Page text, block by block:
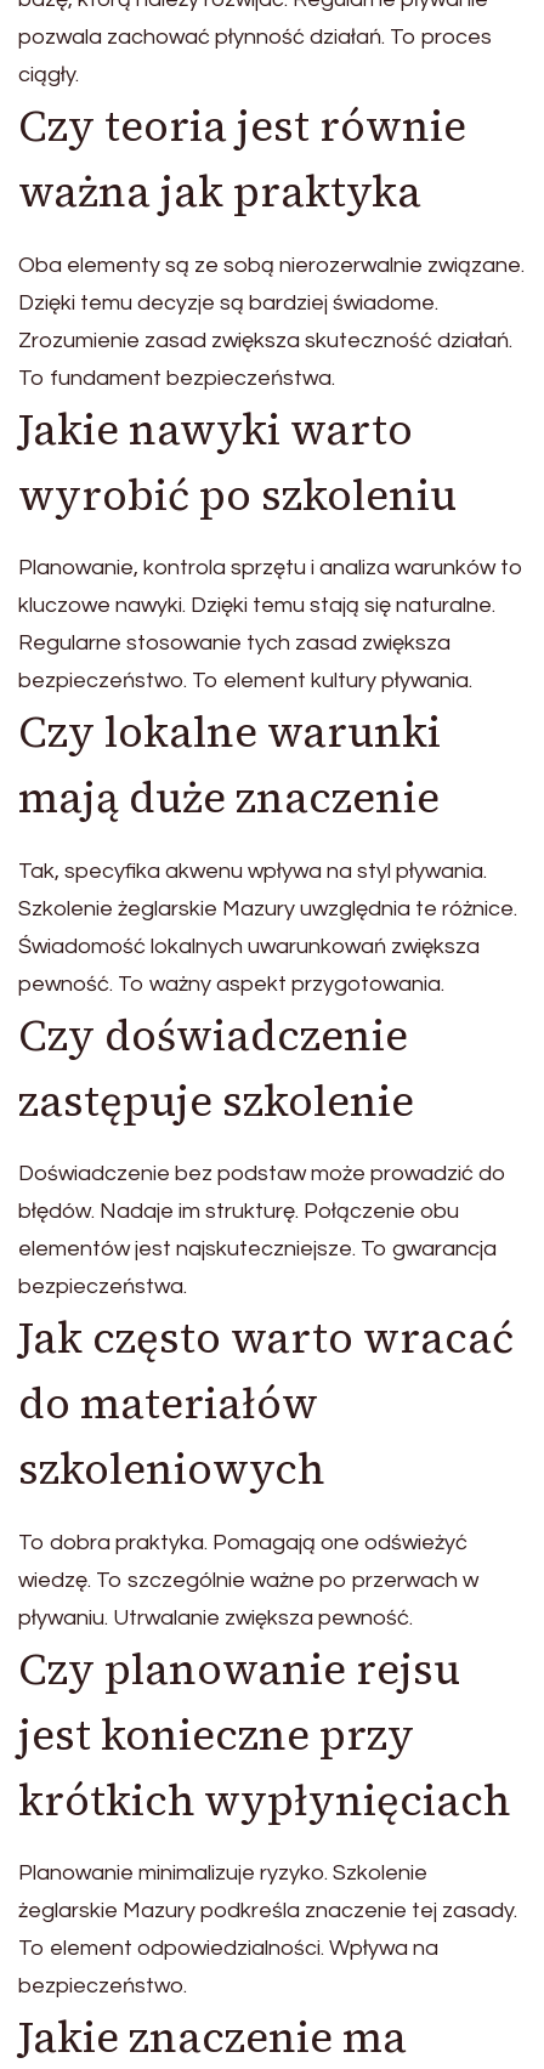
pozwala zachować płynność działań. To proces
ciągły.
Czy teoria jest równie
ważna jak praktyka
Oba elementy są ze sobą nierozerwalnie związane.
Dzięki temu decyzje są bardziej świadome.
Zrozumienie zasad zwiększa skuteczność działań.
To fundament bezpieczeństwa.
Jakie nawyki warto
wyrobić po szkoleniu
Planowanie, kontrola sprzętu i analiza warunków to
kluczowe nawyki. Dzięki temu stają się naturalne.
Regularne stosowanie tych zasad zwiększa
bezpieczeństwo. To element kultury pływania.
Czy lokalne warunki
mają duże znaczenie
Tak, specyfika akwenu wpływa na styl pływania.
Szkolenie żeglarskie Mazury uwzględnia te różnice.
Świadomość lokalnych uwarunkowań zwiększa
pewność. To ważny aspekt przygotowania.
Czy doświadczenie
zastępuje szkolenie
Doświadczenie bez podstaw może prowadzić do
błędów. Nadaje im strukturę. Połączenie obu
elementów jest najskuteczniejsze. To gwarancja
bezpieczeństwa.
Jak często warto wracać
do materiałów
szkoleniowych
To dobra praktyka. Pomagają one odświeżyć
wiedzę. To szczególnie ważne po przerwach w
pływaniu. Utrwalanie zwiększa pewność.
Czy planowanie rejsu
jest konieczne przy
krótkich wypłynięciach
Planowanie minimalizuje ryzyko. Szkolenie
żeglarskie Mazury podkreśla znaczenie tej zasady.
To element odpowiedzialności. Wpływa na
bezpieczeństwo.
Jakie znaczenie ma